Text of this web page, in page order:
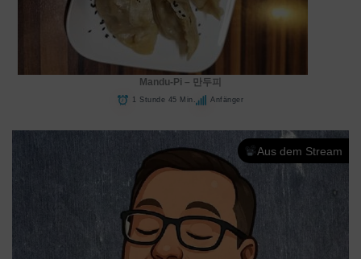
Mandu-Pi – 만두피
1 Stunde 45 Min. Anfänger
Aus dem Stream